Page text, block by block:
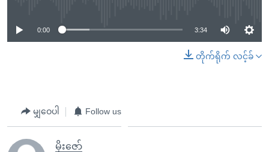
0:00 3:34
တိုက်ရိုက် လင့်ခ်
မျှဝေပါ Follow us
မိုးဇော်